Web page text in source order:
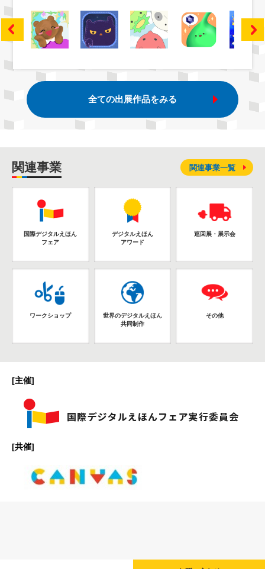
全ての出展作品をみる
関連事業
国際デジタルえほん
フェア
デジタルえほん
アワード
巡回展・展示会
ワークショップ
世界のデジタルえほん
共同制作
その他
関連事業一覧
[主催]
[共催]